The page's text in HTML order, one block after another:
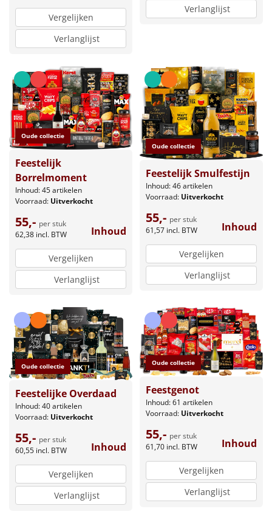
Vergelijken
Verlanglijst
Verlanglijst
Oude collectie
Feestelijk
Borrelmoment
Inhoud: 45 artikelen
Voorraad: Uitverkocht
55,- per stuk
62,38 incl. BTW Inhoud
Vergelijken
Verlanglijst
Oude collectie
Feestelijk Smulfestijn
Inhoud: 46 artikelen
Voorraad: Uitverkocht
55,- per stuk
61,57 incl. BTW Inhoud
Vergelijken
Verlanglijst
Oude collectie
Feestelijke Overdaad
Inhoud: 40 artikelen
Voorraad: Uitverkocht
55,- per stuk
60,55 incl. BTW Inhoud
Vergelijken
Verlanglijst
Oude collectie
Feestgenot
Inhoud: 61 artikelen
Voorraad: Uitverkocht
55,- per stuk
61,70 incl. BTW Inhoud
Vergelijken
Verlanglijst